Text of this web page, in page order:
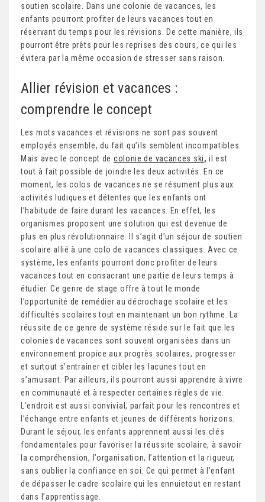
soutien scolaire.
Dans une colonie de vacances, les
enfants pourront profiter de leurs vacances tout en
réservant du temps pour les révisions. De cette manière, ils
pourront être prêts pour les reprises des cours, ce qui les
évitera par la même occasion de stresser sans raison.
Allier révision et vacances :
comprendre le concept
Les mots vacances et révisions ne sont pas souvent
employés ensemble, du fait qu’ils semblent incompatibles.
Mais avec le concept de colonie de vacances ski,il est
tout à fait possible de joindre les deux activités. En ce
moment, les colos de vacances ne se résument plus aux
activités ludiques et détentes que les enfants ont
l’habitude de faire durant les vacances. En effet, les
organismes proposent une solution qui est devenue de
plus en plus révolutionnaire. Il s’agit d’un séjour de soutien
scolaire allié à une colo de vacances classiques. Avec ce
système, les enfants pourront donc profiter de leurs
vacances tout en consacrant une partie de leurs temps à
étudier. Ce genre de stage offre à tout le monde
l’opportunité de remédier au décrochage scolaire et les
difficultés scolaires tout en maintenant un bon rythme. La
réussite de ce genre de système réside sur le fait que les
colonies de vacances sont souvent organisées dans un
environnement propice aux progrès scolaires, progresser
et surtout s’entraîner et cibler les lacunes tout en
s’amusant. Par ailleurs, ils pourront aussi apprendre à vivre
en communauté et à respecter certaines règles de vie.
L’endroit est aussi convivial, parfait pour les rencontres et
l’échange entre enfants et jeunes de différents horizons.
Durant le séjour, les enfants apprennent aussi les clés
fondamentales pour favoriser la réussite scolaire, à savoir
la compréhension, l’organisation, l’attention et la rigueur,
sans oublier la confiance en soi. Ce qui permet à l’enfant
de dépasser le cadre scolaire qui les ennuietout en restant
dans l’apprentissage.